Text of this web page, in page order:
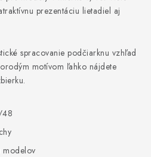
prezentáciu lietadiel aj
spracovanie podčiarknu vzhľad
motívom ľahko nájdete
48
modelov